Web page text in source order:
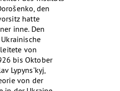
den
hatte
inne. Den
von
bis Oktober
Lypyns’kyj,
von der